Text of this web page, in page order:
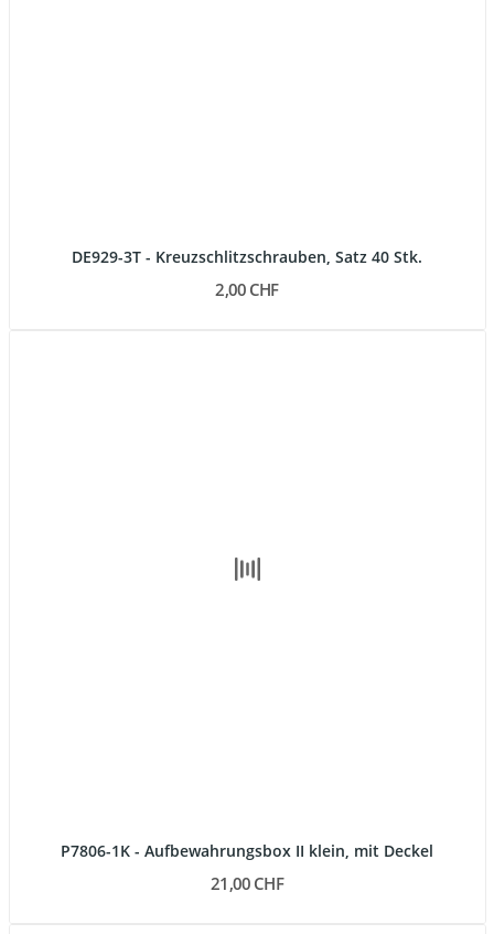
DE929-3T - Kreuzschlitzschrauben, Satz 40 Stk.
2,00 CHF
P7806-1K - Aufbewahrungsbox II klein, mit Deckel
21,00 CHF